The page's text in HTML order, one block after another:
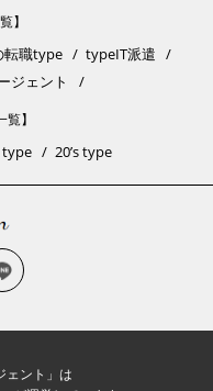
】
転職type
typeIT派遣
ジェント
覧】
20’s type
ェント」は